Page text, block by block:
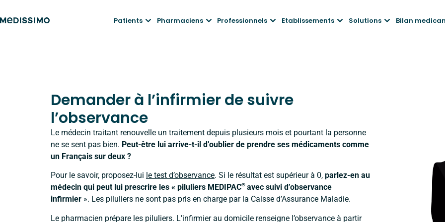
Patients Pharmaciens Professionnels Etablissements Solutions Bilan
Demander à l’infirmier de suivre
l’observance
Le médecin traitant renouvelle un traitement depuis plusieurs mois et pourtant la personne
ne se sent pas bien. Peut-être lui arrive-t-il d’oublier de prendre ses médicaments comme
un Français sur deux ?
Pour le savoir, proposez-lui le test d’observance. Si le résultat est supérieur à 0, parlez-en au
médecin qui peut lui prescrire les « piluliers MEDIPAC®avec suivi d’observance
infirmier ». Les piluliers ne sont pas pris en charge par la Caisse d’Assurance Maladie.
Le pharmacien prépare les piluliers. L’infirmier au domicile renseigne l’observance à partir